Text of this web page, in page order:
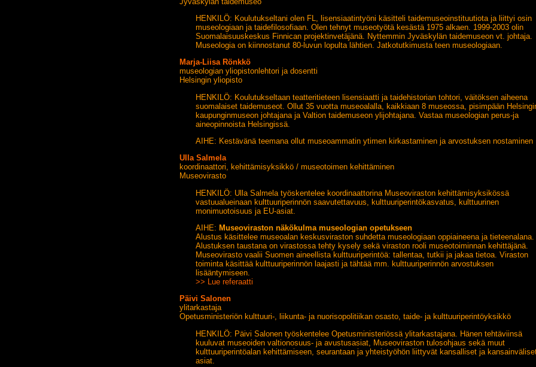
HENKILÖ: Koulutukseltani olen FL, lisensiaatintyöni käsitteli taidemuseoinstituutiota ja liittyi osin
museologiaan ja taidefilosofiaan. Olen tehnyt museotyötä kesästä 1975 alkaen. 1999-2003 olin
Suomalaisuuskeskus Finnican projektinvetäjänä. Nyttemmin Jyväskylän taidemuseon vt. johtaja.
Museologia on kiinnostanut 80-luvun lopulta lähtien. Jatkotutkimusta teen museologiaan.
Marja-Liisa Rönkkö
museologian yliopistonlehtori ja dosentti
Helsingin yliopisto
HENKILÖ: Koulutukseltaan teatteritieteen lisensiaatti ja taidehistorian tohtori, väitöksen aiheena
suomalaiset taidemuseot. Ollut 35 vuotta museoalalla, kaikkiaan 8 museossa, pisimpään
kaupunginmuseon johtajana ja Valtion taidemuseon ylijohtajana. Vastaa museologian perus-ja
aineopinnoista Helsingissä.
AIHE: Kestävänä teemana ollut museoammatin ytimen kirkastaminen ja arvostuksen nostaminen
Ulla Salmela
koordinaattori, kehittämisyksikkö / museotoimen kehittäminen
Museovirasto
HENKILÖ: Ulla Salmela työskentelee koordinaattorina Museoviraston kehittämisyksikössä
vastuualueinaan kulttuuriperinnön saavutettavuus, kulttuuriperintökasvatus, kulttuurinen
monimuotoisuus ja EU-asiat.
AIHE: Museoviraston näkökulma museologian opetukseen
Alustus käsittelee museoalan keskusviraston suhdetta museologiaan oppiaineena ja tieteenalana.
Alustuksen taustana on virastossa tehty kysely sekä viraston rooli museotoiminnan kehittäjänä.
Museovirasto vaalii Suomen aineellista kulttuuriperintöä: tallentaa, tutkii ja jakaa tietoa. Viraston
toiminta käsittää kulttuuriperinnön laajasti ja tähtää mm. kulttuuriperinnön arvostuksen
lisääntymiseen.
>> Lue referaatti
Päivi Salonen
ylitarkastaja
Opetusministeriön kulttuuri-, liikunta- ja nuorisopolitiikan osasto, taide- ja kulttuuriperintöyksikkö
HENKILÖ: Päivi Salonen työskentelee Opetusministeriössä ylitarkastajana. Hänen tehtäviinsä
kuuluvat museoiden valtionosuus- ja avustusasiat, Museoviraston tulosohjaus sekä muut
kulttuuriperintöalan kehittämiseen, seurantaan ja yhteistyöhön liittyvät kansalliset ja
asiat.